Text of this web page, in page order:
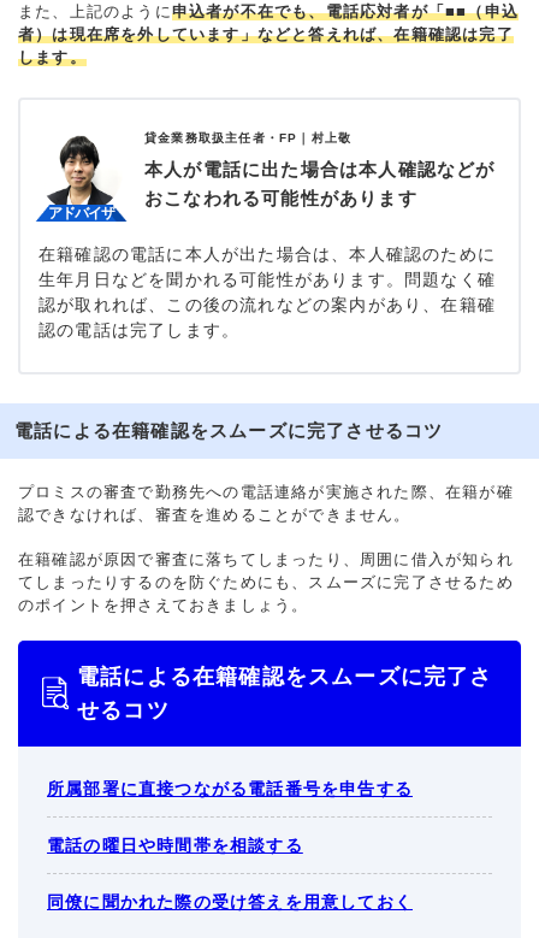
また、上記のように 申込者が不在でも、電話応対者が「■■（申込
者）は現在席を外しています」などと答えれば、在籍確認は完了
します。
貸金業務取扱主任者・FP｜ 村上敬
本人が電話に出た場合は本人確認などが
おこなわれる可能性があります
在籍確認の電話に本人が出た場合は、本人確認のために
生年月日などを聞かれる可能性があります。問題なく確
認が取れれば、この後の流れなどの案内があり、在籍確
認の電話は完了します。
電話による在籍確認をスムーズに完了させるコツ
プロミスの審査で勤務先への電話連絡が実施された際、在籍が確
認できなければ、審査を進めることができません。
在籍確認が原因で審査に落ちてしまったり、周囲に借入が知られ
てしまったりするのを防ぐためにも、スムーズに完了させるため
のポイントを押さえておきましょう。
電話による在籍確認をスムーズに完了さ
せるコツ
所属部署に直接つながる電話番号を申告する
電話の曜日や時間帯を相談する
同僚に聞かれた際の受け答えを用意しておく